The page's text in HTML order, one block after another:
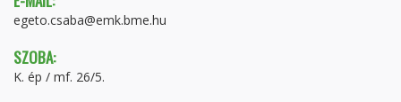
egeto.csaba@emk.bme.hu
SZOBA:
K. ép / mf. 26/5.